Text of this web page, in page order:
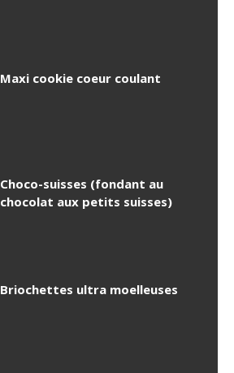
Maxi cookie coeur coulant
Choco-suisses (fondant au
chocolat aux petits suisses)
Briochettes ultra moelleuses